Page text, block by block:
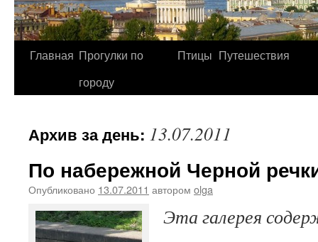
Перейти
Главная Прогулки по
городу
Птицы Путешествия
Архив за день: 13.07.2011
По набережной Черной
Опубликовано 13.07.2011 автором olga
Эта галерея